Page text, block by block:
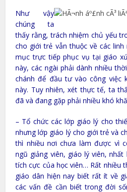
Như vậy
chúng ta
thấy rằng, trách nhiệm chủ yếu
cho giới trẻ vẫn thuộc về các
mục trực tiếp phục vụ tại giáo
này, các ngài phải dành nhiều
chánh để đầu tư vào công việc
này. Tuy nhiên, xét thực tế, ta
đã và đang gặp phải nhiều khó
– Tổ chức các lớp giáo lý cho
nhưng lớp giáo lý cho giới trẻ và
thì nhiều nơi chưa làm được vì
ngũ giảng viên, giáo lý viên,
tích cực của học viên… Rất nhiều
giáo dân hiện nay biết rất ít về
các vấn đề cần biết trong đời